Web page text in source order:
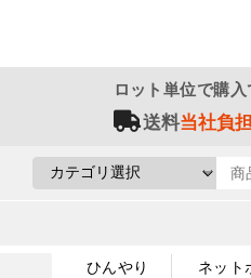
ロット単位で購
送料当社負担
ひんやり ネット